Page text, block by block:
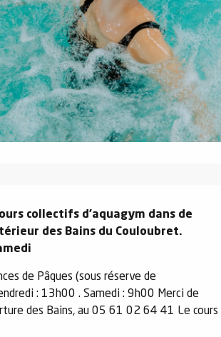
collectifs d'aquagym dans de
des Bains du Couloubret.
de Pâques (sous réserve de
: 13h00 . Samedi : 9h00 Merci de
des Bains, au 05 61 02 64 41 Le cours